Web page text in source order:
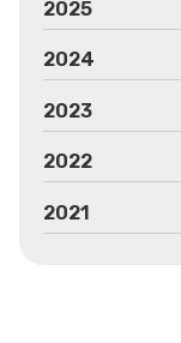
2025
2024
2023
2022
2021